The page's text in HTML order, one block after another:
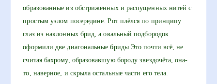
образованные из обстриженных и распущенных нитей с
простым узлом посередине. Рот плёлся по принципу
глаз из наклонных брид, а овальный подбородок
оформили две диагональные бриды.Это почти всё, не
считая бахрому, образовавшую бороду звездочёта, она-
то, наверное, и скрыла остальные части его тела.